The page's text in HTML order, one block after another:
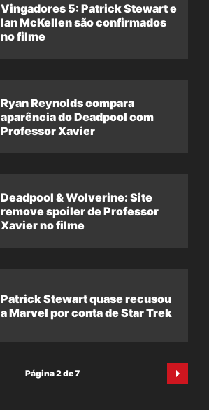
Vingadores 5: Patrick Stewart e
Ian McKellen são confirmados
no filme
Ryan Reynolds compara
aparência do Deadpool com
Professor Xavier
Deadpool & Wolverine: Site
remove spoiler de Professor
Xavier no filme
Patrick Stewart quase recusou
a Marvel por conta de Star Trek
Página 2 de 7